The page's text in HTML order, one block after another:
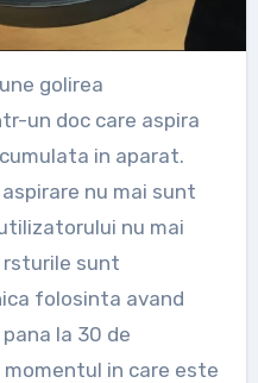
golirea
un doc care aspira
in aparat.
nu mai sunt
nu mai
rsturile sunt
folosinta avand
la 30 de
in care este